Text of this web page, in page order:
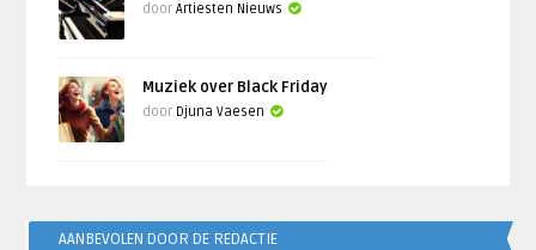
doorArtiesten Nieuws
Muziek over Black Friday
door Djuna Vaesen
AANBEVOLEN DOOR DE REDACTIE